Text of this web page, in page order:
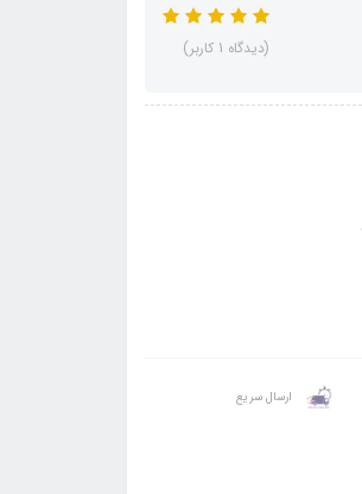
(دیدگاه 1 کاربر)
ارسال سریع